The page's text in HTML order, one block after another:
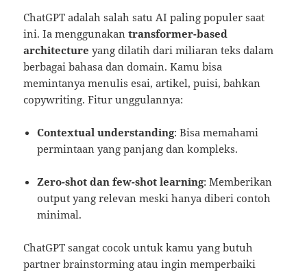
ChatGPT adalah salah satu AI paling populer saat
ini. Ia menggunakantransformer-based
architecture yang dilatih dari miliaran teks dalam
berbagai bahasa dan domain. Kamu bisa
memintanya menulis esai, artikel, puisi, bahkan
copywriting. Fitur unggulannya:
Contextual understanding: Bisa memahami
permintaan yang panjang dan kompleks.
Zero-shot dan few-shot learning: Memberikan
output yang relevan meski hanya diberi contoh
minimal.
ChatGPT sangat cocok untuk kamu yang butuh
partner brainstorming atau ingin memperbaiki